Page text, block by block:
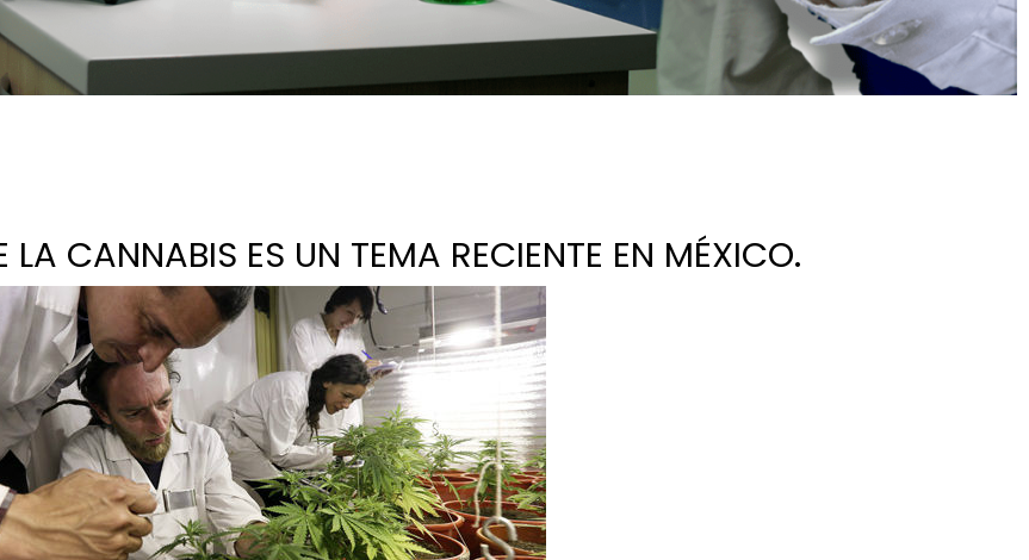
CANNABIS ES UN TEMA RECIENTE EN MÉXICO.